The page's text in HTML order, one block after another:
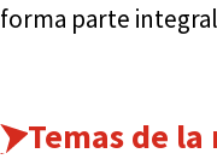
forma parte
Temas de la